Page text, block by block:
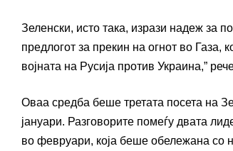
Зеленски, исто така, изрази надеж за
предлогот за прекин на огнот во
војната на Русија против Украина,”
Оваа средба беше третата посета на
јануари. Разговорите помеѓу двата
во февруари, која беше обележана со